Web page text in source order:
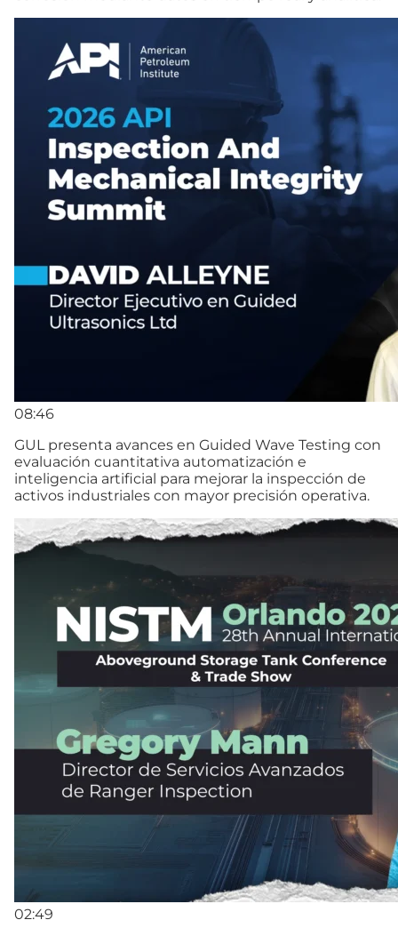
08:46
GUL presenta avances en Guided Wave Testing con
evaluación cuantitativa automatización e
inteligencia artificial para mejorar la inspección de
activos industriales con mayor precisión operativa.
02:49